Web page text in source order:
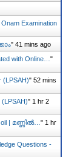
Examination
" 41 mins ago
with Online… "
(LPSAH)" 52 mins
(LPSAH)" 1 hr 2
| മണ്ണിൽ… " 1 hr
Questions -